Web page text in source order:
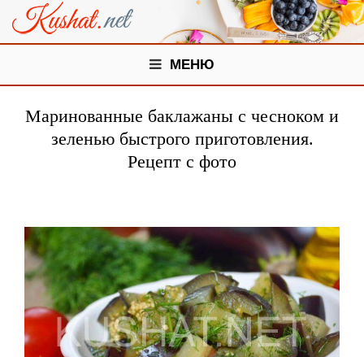
МЕНЮ
Маринованные баклажаны с чесноком и
зеленью быстрого приготовления.
Рецепт с фото